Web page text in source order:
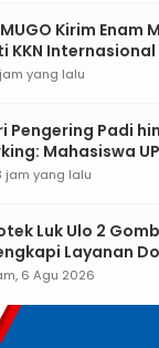
Kirim Enam
KKN
dan Hong Kong
yang lalu
Pengering Padi
Mahasiswa
Lewat Pameran
jam yang lalu
Luk Ulo 2
Layanan
Anak
6 Agu 2026